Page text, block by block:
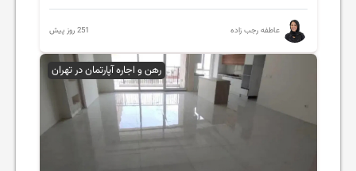
عاطفه رجب زاده 251 روز پیش
رهن و اجاره آپارتمان در تهران